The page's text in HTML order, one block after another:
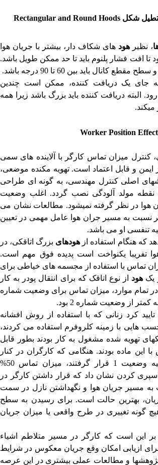
شکل Rectangular and Round Hoods
، نظیر هود های شکاف دار، بیشتر با جریان هوا
افت فشار پلنوم باید تا حد ممکن طویل باشد.
کانال باید بین 60 تا 90 درجه باشد.
جای یک دریافت کننده، ممکن است چندین
البته دریافت کننده باید بزرگ باشد زیرا همه
Worker Position Effect
کنترل میزان تماس کارگر با آلاینده های سمی
ایمن و قابل اعتماد است. تهویه مکنده موضعی،
اصلی کنترل مهندسی، به گونه ای طراحی
نقطه مولد آلودگی نصب گردد. اغلب وضعیت
هوا در نظر گرفته نمیشود. مطالعات نشان می
نسبت به مسیر جران هوا عامل مهمی در تعیین
تنفسی او می باشد.
که هنگام استفاده از هودهای بزرگ اتاقکی، در
تفریبا یکنواخت است پدیده فوق مهم است.
تماس با استفاده از مجسمه های خیاطی برای
یک هود
از نوع اتاقک که برای انتقال پودر به کار
تمام موارد، میزان تماس برای وضعیت شماره
کرد زنانی که با استفاده از روش افشانه
هایی با زمینه کلروفرم استفاده می کردند،
تهویه شده مشغول به کار بودند بطور قابل
این ماده بودند. هنگامی که کارگران در کنار
جریان هوا یعنی شبیه وضعیت 1 قرار گرفتند، میزان تماس 50%
کردن نشان داد که قرار داشتن کارگر در
نسبت به مسیر جریان هوا و نگهداشتن نازل در سمت
بهترین حالت است. برای رسیدن به سطح
گونه تغییری در طرح واقعی یا میزان جریان
این است که کارگر در مسیر متلاطم اشیاء
برای ازیابی امکان وقع جریان معکوس در شرایط
پژوهشها و مطالعات عملی بیشتری در این عرصه